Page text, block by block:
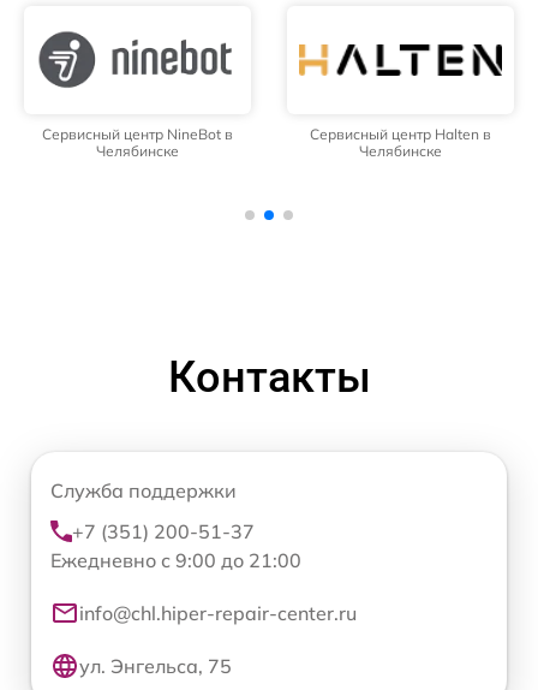
Сервисный центр NineBot в
Челябинске
Сервисный центр Halten в
Челябинске
Контакты
Служба поддержки
+7 (351) 200-51-37
Ежедневно с 9:00 до 21:00
info@chl.hiper-repair-center.ru
ул. Энгельса, 75